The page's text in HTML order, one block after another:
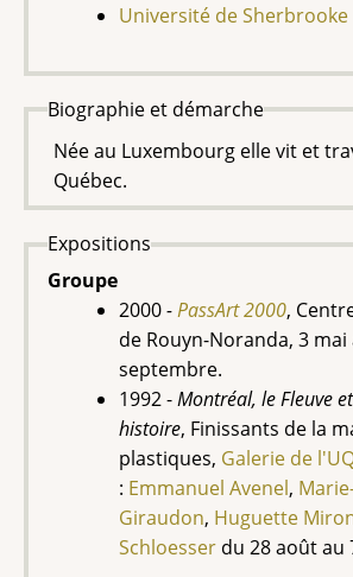
Université de Sherbrooke
Biographie et démarche
Née au Luxembourg elle vit et
Québec.
Expositions
Groupe
2000-PassArt 2000,
de Rouyn-Noranda, 3 mai
septembre.
1992 -Montréal, le Fleuve
histoire, Finissants de la
plastiques, Galerie de
: Emmanuel Avenel,
Giraudon, Huguette
Schloesser du 28 août au